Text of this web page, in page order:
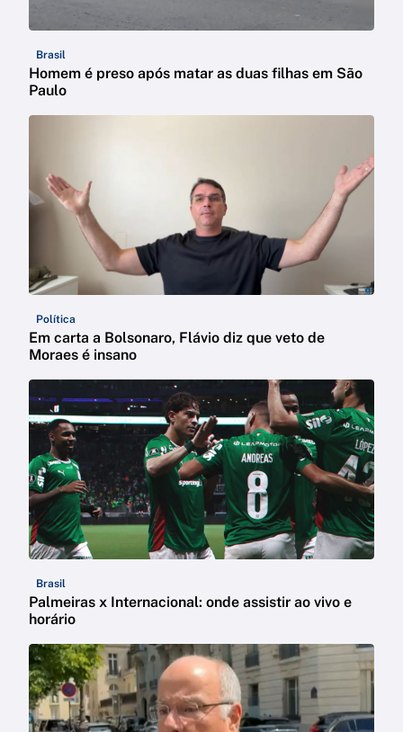
Brasil
Homem é preso após matar as duas filhas em São
Paulo
Política
Em carta a Bolsonaro, Flávio diz que veto de
Moraes é insano
Brasil
Palmeiras x Internacional: onde assistir ao vivo e
horário